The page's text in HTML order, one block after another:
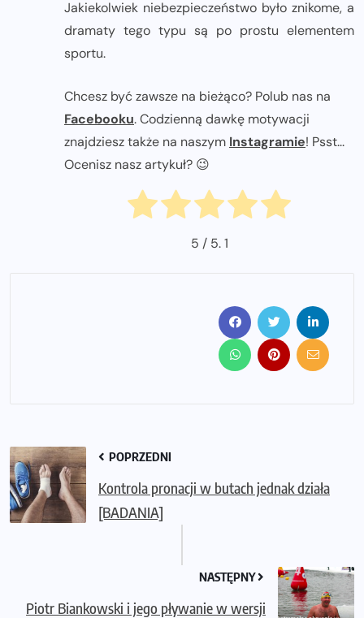
Jakiekolwiek niebezpieczeństwo było znikome, a
dramaty tego typu są po prostu elementem
sportu.
Chcesz być zawsze na bieżąco? Polub nas na
Facebooku. Codzienną dawkę motywacji
znajdziesz także na naszym Instagramie! Psst...
Ocenisz nasz artykuł? 😉
5 / 5.1
POPRZEDNI
Kontrola pronacji w butach jednak działa
[BADANIA]
NASTĘPNY
Piotr Biankowski i jego pływanie w wersji